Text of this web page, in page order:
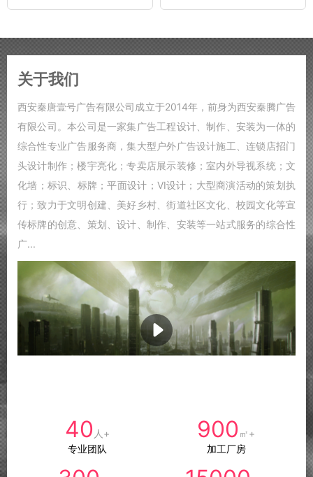
好的饭店装修，也能够...
装修了，要知道烧烤店的装修...
关于我们
西安秦唐壹号广告有限公司成立于2014年，前身为西安秦腾广告
有限公司。本公司是一家集广告工程设计、制作、安装为一体的
综合性专业广告服务商，集大型户外广告设计施工、连锁店招门
头设计制作；楼宇亮化；专卖店展示装修；室内外导视系统；文
化墙；标识、标牌；平面设计；VI设计；大型商演活动的策划执
行；致力于文明创建、美好乡村、街道社区文化、校园文化等宣
传标牌的创意、策划、设计、制作、安装等一站式服务的综合性
广...
40 人+
专业团队
900 ㎡+
加工厂房